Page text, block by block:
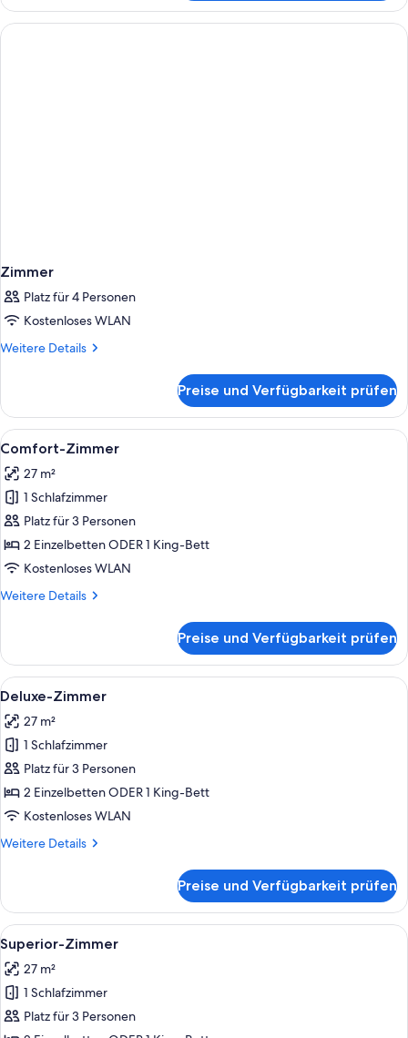
Zimmer
Platz für 4 Personen
Kostenloses WLAN
Weitere Details
Weitere
Preise und Verfügbarkeit prüfen
Alle
Fotos
für
Comfort-
Zimmer
anzeigen
Ein Hotelzimmer mit einem großen
5
Comfort-Zimmer
27 m²
1 Schlafzimmer
Platz für 3 Personen
2 Einzelbetten ODER 1 King-Bett
Kostenloses WLAN
Weitere Details
Weitere
Zimmer
Preise und Verfügbarkeit prüfen
Alle
Fotos
für
Deluxe-
Zimmer
anzeigen
Ein Hotelzimmer mit einem großen
7
Deluxe-Zimmer
27 m²
1 Schlafzimmer
Platz für 3 Personen
2 Einzelbetten ODER 1 King-Bett
Kostenloses WLAN
Weitere Details
Weitere
Zimmer
Preise und Verfügbarkeit prüfen
Alle
Fotos
für
Superior-
Zimmer
Ein Hotelzimmer mit einem Bett,
6
Superior-Zimmer
27 m²
1 Schlafzimmer
Platz für 3 Personen